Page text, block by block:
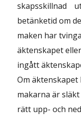
skapsskillnad
betänketid om
maken har
äktenskapet
ingått
Om
makarna är
rätt upp- och